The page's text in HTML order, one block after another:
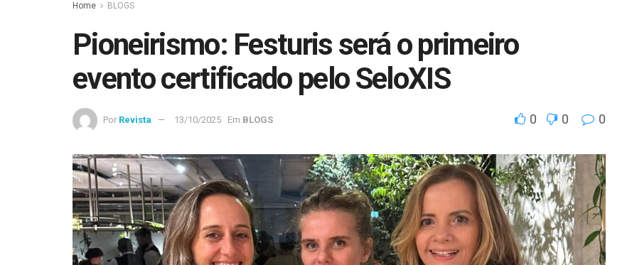
Home BLOGS
Pioneirismo: Festuris será o primeiro
evento certificado pelo SeloXIS
Por Revista 13/10/2025 Em BLOGS 0 0 0